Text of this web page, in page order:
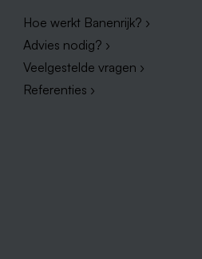
Hoe werkt Banenrijk? ›
Advies nodig? ›
Veelgestelde vragen ›
Referenties ›